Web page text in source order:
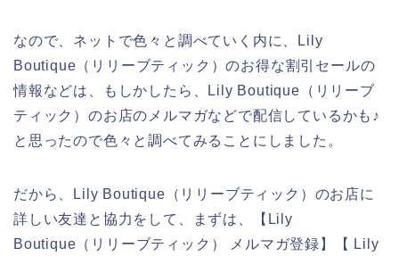
なので、ネットで色々と調べていく内に、Lily
Boutique（リリーブティック）のお得な割引セールの
情報などは、もしかしたら、Lily Boutique（リリーブ
ティック）のお店のメルマガなどで配信しているかも♪
と思ったので色々と調べてみることにしました。
だから、Lily Boutique（リリーブティック）のお店に
詳しい友達と協力をして、まずは、【Lily
Boutique（リリーブティック） メルマガ登録】【 Lily